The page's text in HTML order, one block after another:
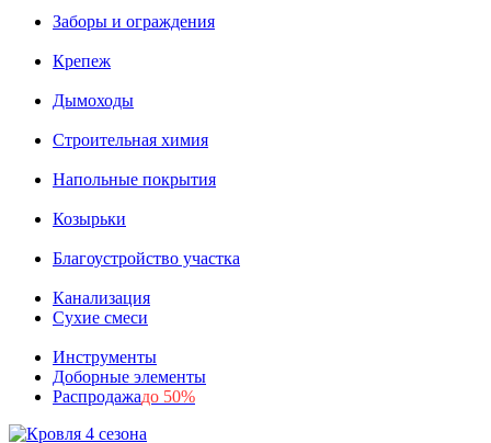
Заборы и ограждения
Крепеж
Дымоходы
Строительная химия
Напольные покрытия
Козырьки
Благоустройство участка
Канализация
Сухие смеси
Инструменты
Доборные элементы
Распродажадо 50%